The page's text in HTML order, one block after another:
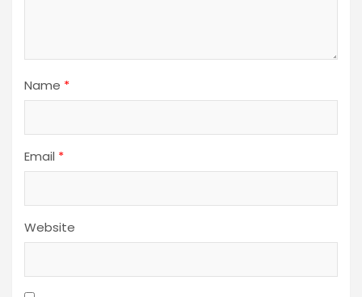
Name *
Email *
Website